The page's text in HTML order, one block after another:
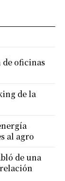
de oficinas
de la
al agro
de una